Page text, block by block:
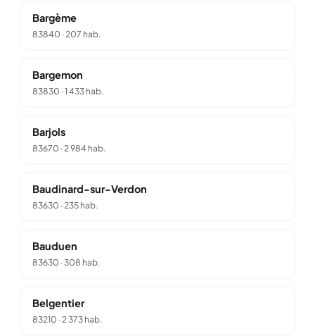
Bargème
83840 ·207 hab.
Bargemon
83830 ·1 433 hab.
Barjols
83670 ·2 984 hab.
Baudinard-sur-Verdon
83630 ·235 hab.
Bauduen
83630 ·308 hab.
Belgentier
83210 ·2 373 hab.